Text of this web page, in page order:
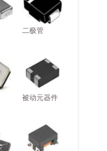
二极管
被动元器件